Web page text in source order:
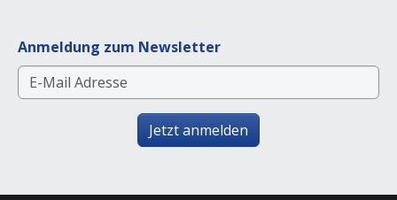
Anmeldung zum Newsletter
Jetzt anmelden